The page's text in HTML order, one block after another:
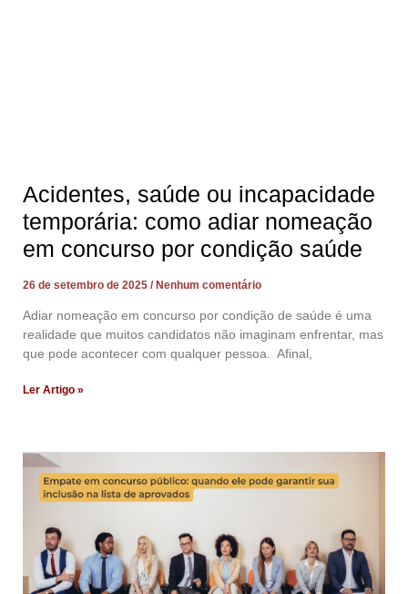
Acidentes, saúde ou incapacidade
temporária: como adiar nomeação
em concurso por condição saúde
26 de setembro de 2025 Nenhum comentário
Adiar nomeação em concurso por condição de saúde é uma
realidade que muitos candidatos não imaginam enfrentar, mas
que pode acontecer com qualquer pessoa. Afinal,
Ler Artigo »